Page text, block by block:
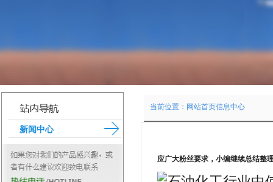
当前位置： 网站首页信息中心
应广大粉丝要求，小编继续总结整
新闻中心